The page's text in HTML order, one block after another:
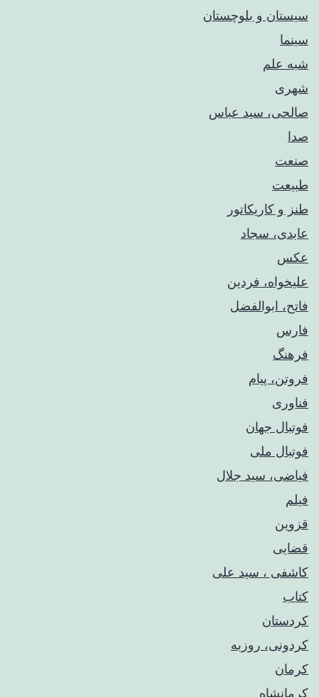
سیستان و بلوچستان
سینما
شبه علم
شهری
صالحی، سید عباس
صدا
صنعت
طبیعت
طنز و کاریکاتور
عابدی، سجاد
عکس
علیخواه، فردین
فاتح، ابوالفضل
فارس
فرهنگ
فروتن، پیام
فناوری
فوتبال جهان
فوتبال ملی
فیاضی، سید جلال
فیلم
قزوین
قضایی
کاشفی ، سید علی
کتاب
کردستان
کردونی، روزبه
کرمان
کرمانشاه